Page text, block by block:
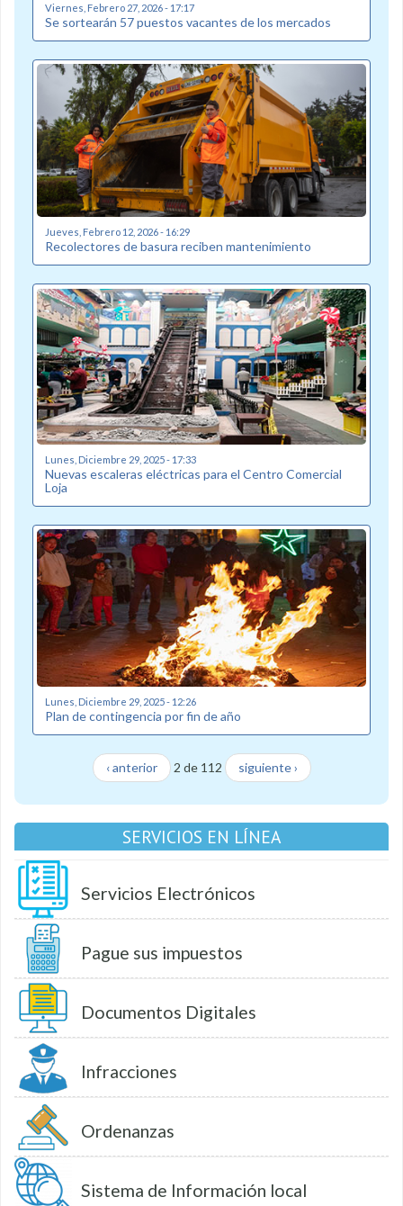
Viernes, Febrero 27, 2026 - 17:17
Se sortearán 57 puestos vacantes de los mercados
Jueves, Febrero 12, 2026 - 16:29
Recolectores de basura reciben mantenimiento
Lunes, Diciembre 29, 2025 - 17:33
Nuevas escaleras eléctricas para el Centro Comercial
Loja
Lunes, Diciembre 29, 2025 - 12:26
Plan de contingencia por fin de año
‹ anterior 2 de 112 siguiente ›
SERVICIOS EN LÍNEA
Servicios Electrónicos
Pague sus impuestos
Documentos Digitales
Infracciones
Ordenanzas
Sistema de Información local